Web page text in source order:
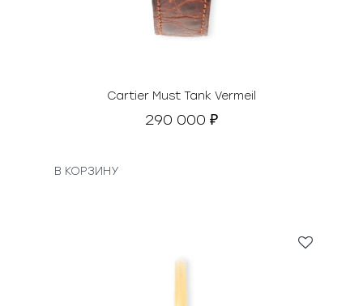
Cartier Must Tank Vermeil
290 000 ₽
В КОРЗИНУ